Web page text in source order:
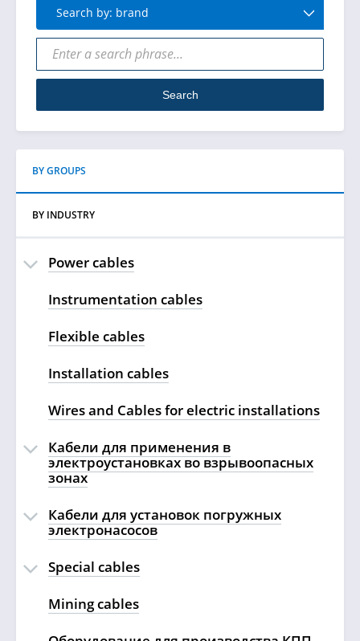
Search by: brand
Search
BY GROUPS
BY INDUSTRY
Power cables
Instrumentation cables
Flexible cables
Installation cables
Wires and Cables for electric installations
Кабели для применения в
электроустановках во взрывоопасных
зонах
Кабели для установок погружных
электронасосов
Special cables
Mining cables